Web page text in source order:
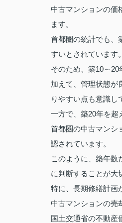
中古マンションの価
ます。
首都圏の統計でも、
すいとされています。
そのため、築10～
加えて、管理状態が
りやすい点も意識し
一方で、築20年を超
首都圏の中古マンシ
認されています。
このように、築年数
に判断することが大
特に、長期修繕計画
中古マンションの売
国土交通省の不動産